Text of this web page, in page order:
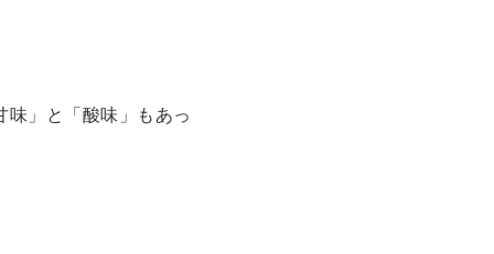
」と「酸味」もあっ